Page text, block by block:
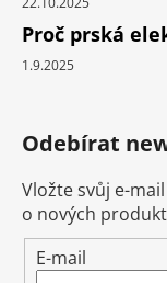
Proč prská
1.9.2025
Odebírat
Vložte svůj e-
o nových
E-mail